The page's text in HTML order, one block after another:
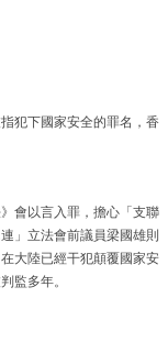
犯下國家安全的罪名，香
會以言入罪，擔心「支聯
」立法會前議員梁國雄則
大陸已經干犯顛覆國家安
監多年。